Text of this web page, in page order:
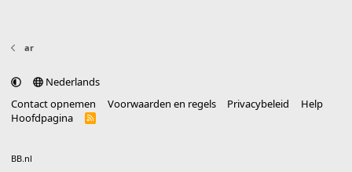
ar
Nederlands
Contact opnemen
Voorwaarden en regels Privacybeleid
Help
Hoofdpagina
R
BB.nl